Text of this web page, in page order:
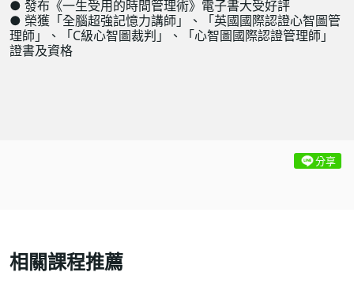
● 發布《一生受用的時間管理術》電子書大受好評
● 榮獲「全腦超強記憶力講師」、「英國國際認證心智圖管
理師」、「C級心智圖裁判」、「心智圖國際認證管理師」
證書及資格
分享
相關課程推薦